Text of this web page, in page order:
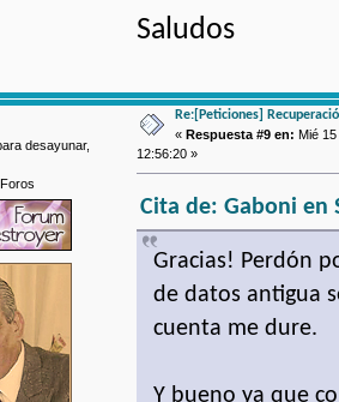
Saludos
desayunar,
Re:[Peticiones]
«Respuesta #9 en: Mié
12:56:20 »
Cita de: Gaboni en
Gracias! Perdón
de datos antigua
cuenta me dure.
Y bueno ya que